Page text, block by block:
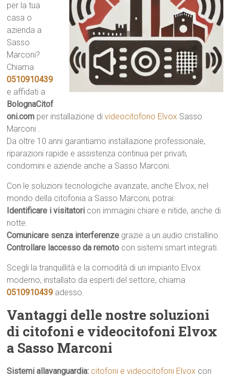
per la tua
casa o
azienda a
Sasso
Marconi?
Chiama
0510910439
e affidati a
BolognaCitof
oni.com per installazione divideocitofono Elvox Sasso
Marconi .
Da oltre 10 anni garantiamo installazione professionale,
riparazioni rapide e assistenza continua per privati,
condomini e aziende anche a Sasso Marconi.
Con le soluzioni tecnologiche avanzate, anche Elvox, nel
mondo della citofonia a Sasso Marconi, potrai:
Identificare i visitatori con immagini chiare e nitide, anche di
notte.
Comunicare senza interferenze grazie a un audio cristallino.
Controllare laccesso da remoto con sistemi smart integrati.
Scegli la tranquillità e la comodità di un impianto Elvox
moderno, installato da esperti del settore, chiama
0510910439 adesso.
Vantaggi delle nostre soluzioni
di citofoni e videocitofoni Elvox
a Sasso Marconi
Sistemi allavanguardia: citofoni e videocitofoni Elvox con